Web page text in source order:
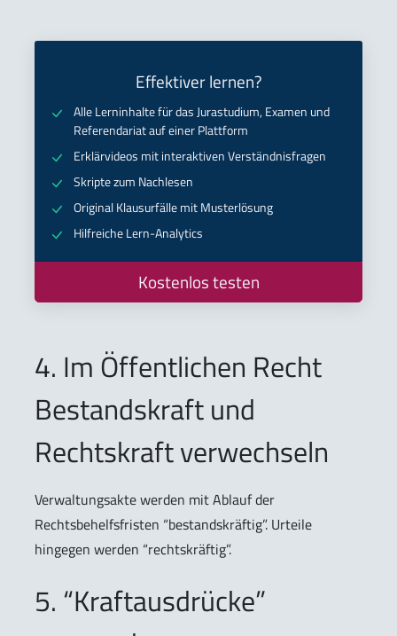
Effektiver lernen?
Alle Lerninhalte für das Jurastudium, Examen und
Referendariat auf einer Plattform
Erklärvideos mit interaktiven Verständnisfragen
Skripte zum Nachlesen
Original Klausurfälle mit Musterlösung
Hilfreiche Lern-Analytics
Kostenlos testen
4. Im Öffentlichen Recht
Bestandskraft und
Rechtskraft verwechseln
Verwaltungsakte werden mit Ablauf der
Rechtsbehelfsfristen “bestandskräftig”. Urteile
hingegen werden “rechtskräftig”.
5. “Kraftausdrücke”